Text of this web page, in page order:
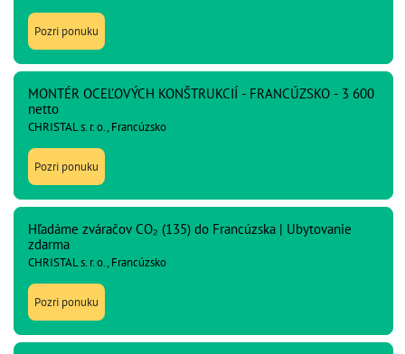
Pozri ponuku
MONTÉR OCEĽOVÝCH KONŠTRUKCIÍ - FRANCÚZSKO - 3 600
netto
CHRISTAL s. r. o., Francúzsko
Pozri ponuku
Hľadáme zváračov CO₂ (135) do Francúzska | Ubytovanie
zdarma
CHRISTAL s. r. o., Francúzsko
Pozri ponuku